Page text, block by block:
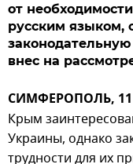
от
русским языком,
внес на
СИМФЕРОПОЛЬ,
Крым
Украины, однако
трудности для их